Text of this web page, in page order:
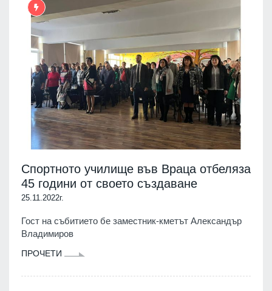
Спортното училище във Враца отбеляза
45 години от своето създаване
25.11.2022г.
Гост на събитието бе заместник-кметът Александър
Владимиров
ПРОЧЕТИ